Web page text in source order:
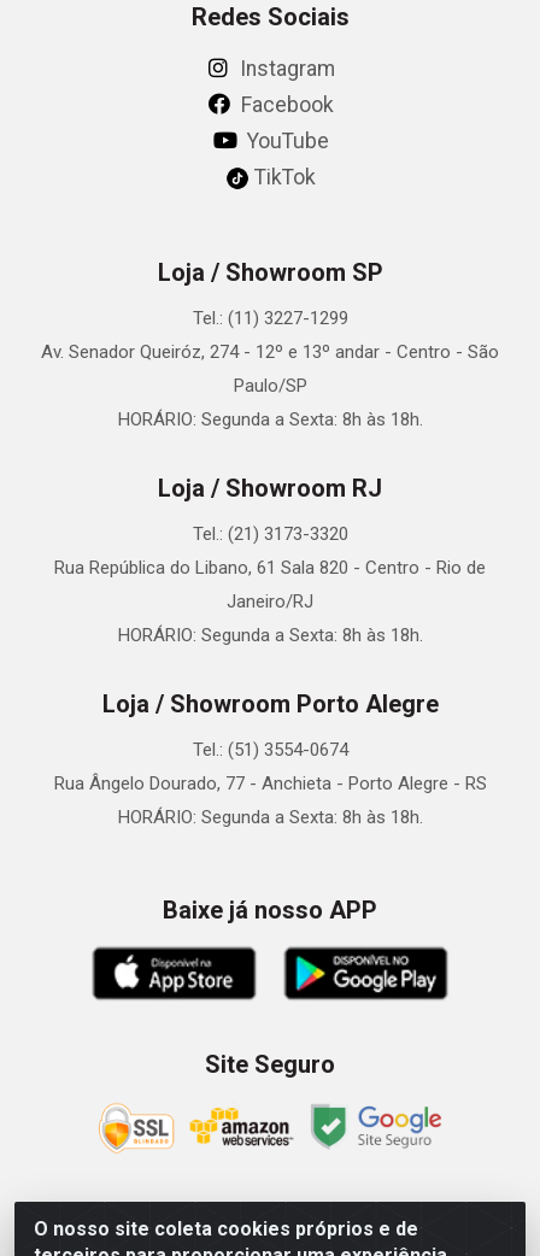
O nosso site coleta cookies próprios e de
Redes Sociais
Instagram
Facebook
YouTube
TikTok
Loja / Showroom SP
Tel.: (11) 3227-1299
Av. Senador Queiróz, 274 - 12º e 13º andar - Centro - São
Paulo/SP
HORÁRIO: Segunda a Sexta: 8h às 18h.
Loja / Showroom RJ
Tel.: (21) 3173-3320
Rua República do Libano, 61 Sala 820 - Centro - Rio de
Janeiro/RJ
HORÁRIO: Segunda a Sexta: 8h às 18h.
Loja / Showroom Porto Alegre
Tel.: (51) 3554-0674
Rua Ângelo Dourado, 77 - Anchieta - Porto Alegre - RS
HORÁRIO: Segunda a Sexta: 8h às 18h.
Baixe já nosso APP
Site Seguro
Zein Importação e Comércio LTDA - Av. Senador Queiróz, 274